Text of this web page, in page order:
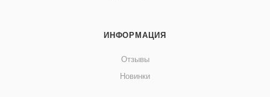
ИНФОРМАЦИЯ
Отзывы
Новинки